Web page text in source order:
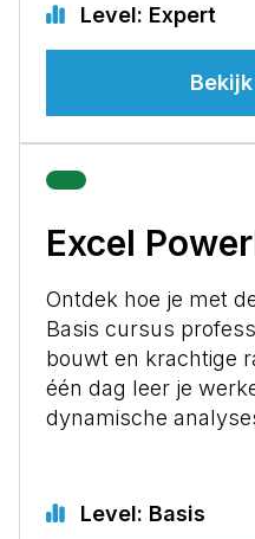
Level: Expert
Excel
Ontdek hoe je met
Basis cursus
bouwt en krachtige
één dag leer je
dynamische
Level: Basis